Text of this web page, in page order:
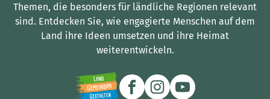
Themen, die besonders für ländliche Regionen relevant
sind. Entdecken Sie, wie engagierte Menschen auf dem
Land ihre Ideen umsetzen und ihre Heimat
weiterentwickeln.